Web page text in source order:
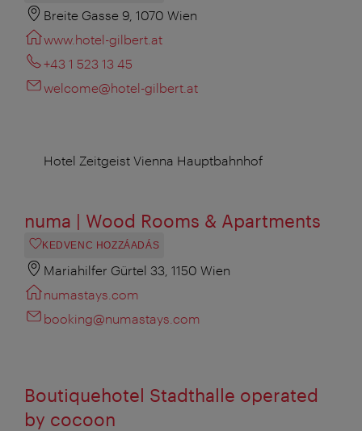
Breite Gasse 9, 1070 Wien
www.hotel-gilbert.at
+43 1 523 13 45
welcome@hotel-gilbert.at
Hotel Zeitgeist Vienna Hauptbahnhof
numa | Wood Rooms & Apartments
KEDVENC HOZZÁADÁS
Mariahilfer Gürtel 33, 1150 Wien
numastays.com
booking@numastays.com
Boutiquehotel Stadthalle operated
by cocoon